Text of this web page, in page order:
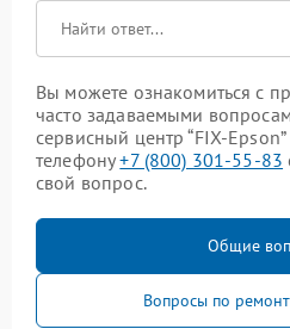
Вы можете ознакомиться с
часто задаваемыми
сервисный центр “FIX-
телефону+7 (800) 301-55-83
свой вопрос.
Общие
Вопросы по